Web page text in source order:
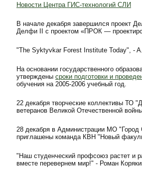
Новости Центра ГИС-технологий СЛИ
В начале декабря завершился проект
Делфи II с проектом «ПРОК —
"The Syktyvkar Forest Institute Today", -
На основании государственного
утверждены сроки подготовки и
обучения на 2005-2006 учебный год.
22 декабря творческие коллективы ТО
ветеранов Великой Отечественной
28 декабря в Администрации МО "Город
приглашены команда КВН "Новый
"Наш студенческий профсоюз растет и
вместе перевернем мир!" - Роман